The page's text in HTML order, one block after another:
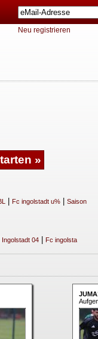
Neu registrieren
| Fc ingolstadt u%| Saison
Ingolstadt 04| Fc ingolsta